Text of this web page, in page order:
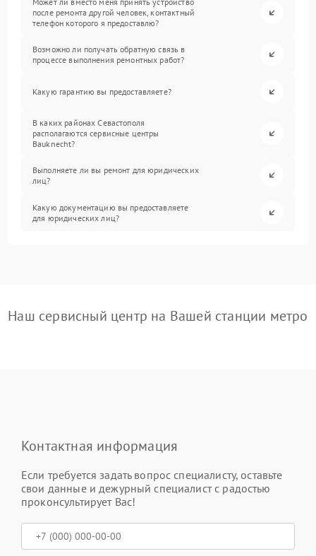
после ремонта другой человек, контактный
телефон которого я предоставлю?
Возможно ли получать обратную связь в
процессе выполнения ремонтных работ?
Какую гарантию вы предоставляете?
В каких районах Севастополя
располагаются сервисные центры
Bauknecht?
Выполняете ли вы ремонт для юридических
лиц?
Какую документацию вы предоставляете
для юридических лиц?
Наш сервисный центр на Вашей станции метро
Контактная информация
Если требуется задать вопрос специалисту, оставьте
свои данные и дежурный специалист с радостью
проконсультирует Вас!